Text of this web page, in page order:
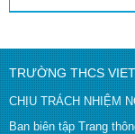
TRƯỜNG THCS
CHỊU TRÁCH NHIỆM
Ban biên tập Trang